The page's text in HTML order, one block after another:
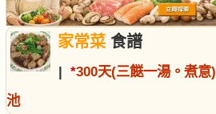
家常菜食譜
| *300天(三餸一湯。煮意)
池